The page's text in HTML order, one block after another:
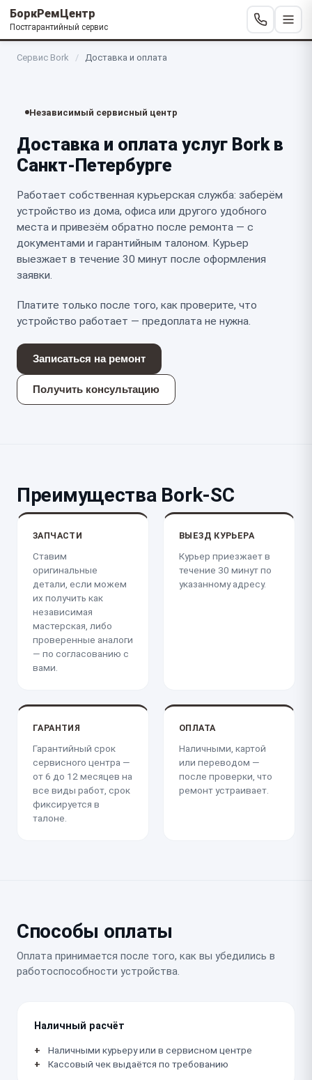
БоркРемЦентр
Постгарантийный сервис
Сервис Bork / Доставка и оплата
Независимый сервисный центр
Доставка и оплата услуг Bork в
Санкт-Петербурге
Работает собственная курьерская служба: заберём
устройство из дома, офиса или другого удобного
места и привезём обратно после ремонта — с
документами и гарантийным талоном. Курьер
выезжает в течение 30 минут после оформления
заявки.
Платите только после того, как проверите, что
устройство работает — предоплата не нужна.
Записаться на ремонт
Получить консультацию
Преимущества Bork-SC
ЗАПЧАСТИ
Ставим
оригинальные
детали, если можем
их получить как
независимая
мастерская, либо
проверенные аналоги
— по согласованию с
вами.
ВЫЕЗД КУРЬЕРА
Курьер приезжает в
течение 30 минут по
указанному адресу.
ГАРАНТИЯ
Гарантийный срок
сервисного центра —
от 6 до 12 месяцев на
все виды работ, срок
фиксируется в
талоне.
ОПЛАТА
Наличными, картой
или переводом —
после проверки, что
ремонт устраивает.
Способы оплаты
Оплата принимается после того, как вы убедились в
работоспособности устройства.
Наличный расчёт
Наличными курьеру или в сервисном центре
Кассовый чек выдаётся по требованию